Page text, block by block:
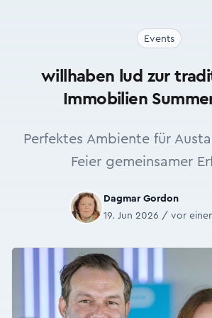
Events
willhaben lud zur
Immobilien
Perfektes Ambiente für
Feier gemeinsamer
Dagmar Gordon
19. Jun 2026 / vor